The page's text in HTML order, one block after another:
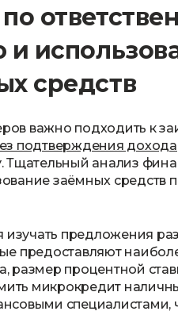
и
средств
важно подходить к
подтверждения дохода
Тщательный анализ
заёмных средств
предложения
предоставляют
размер процентной
микрокредит